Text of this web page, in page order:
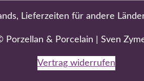
Lieferzeiten für andere
Porzellan & Porcelain | Sven
Vertrag widerrufen